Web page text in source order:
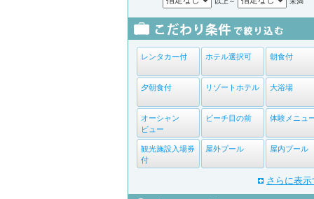
レンタカー付 ホテル選択可 朝食付
夕朝食付 リゾートホテル 大浴場
オーシャン
ビュー
ビーチ目の前 体験メニュ
観光施設入場券
付
屋外プール 屋内プール
さらに表示